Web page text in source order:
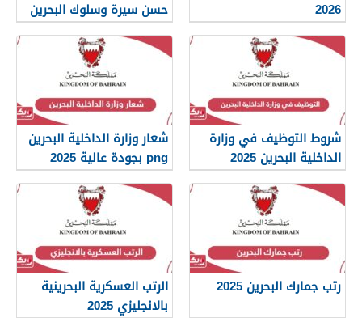
2026
حسن سيرة وسلوك البحرين
2026
شروط التوظيف في وزارة
الداخلية البحرين 2025
شعار وزارة الداخلية البحرين
png بجودة عالية 2025
رتب جمارك البحرين 2025
الرتب العسكرية البحرينية
بالانجليزي 2025